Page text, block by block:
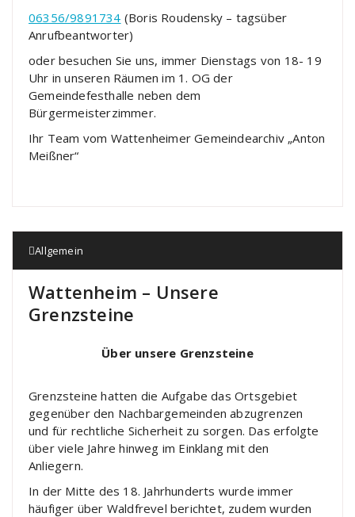
06356/9891734 (Boris Roudensky – tagsüber
Anrufbeantworter)
oder besuchen Sie uns, immer Dienstags von 18- 19
Uhr in unseren Räumen im 1. OG der
Gemeindefesthalle neben dem
Bürgermeisterzimmer.
Ihr Team vom Wattenheimer Gemeindearchiv „Anton
Meißner“
Allgemein
Wattenheim – Unsere
Grenzsteine
Über unsere Grenzsteine
Grenzsteine hatten die Aufgabe das Ortsgebiet
gegenüber den Nachbargemeinden abzugrenzen
und für rechtliche Sicherheit zu sorgen. Das erfolgte
über viele Jahre hinweg im Einklang mit den
Anliegern.
In der Mitte des 18. Jahrhunderts wurde immer
häufiger über Waldfrevel berichtet, zudem wurden